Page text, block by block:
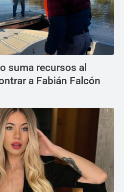
suma recursos al
a Fabián Falcón